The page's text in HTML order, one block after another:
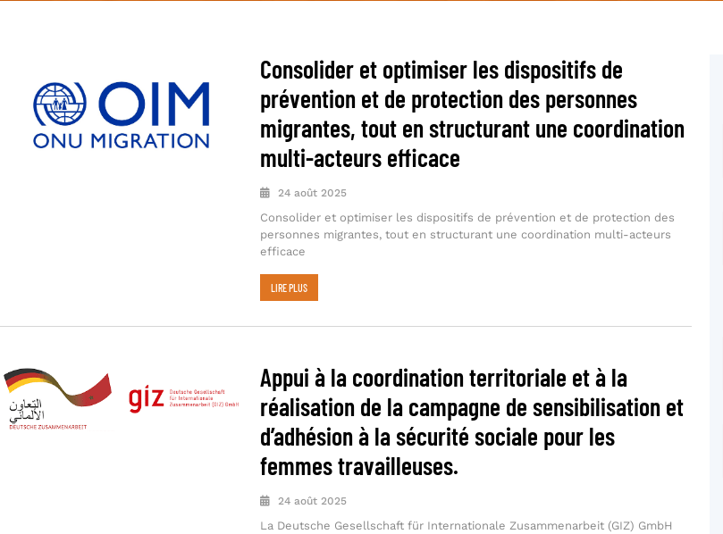
Consolider et optimiser les dispositifs de
prévention et de protection des personnes
migrantes, tout en structurant une coordination
multi-acteurs efficace
24 août 2025
Consolider et optimiser les dispositifs de prévention et de protection des
personnes migrantes, tout en structurant une coordination multi-acteurs
efficace
LIRE PLUS
Appui à la coordination territoriale et à la
réalisation de la campagne de sensibilisation et
d’adhésion à la sécurité sociale pour les
femmes travailleuses.
24 août 2025
La Deutsche Gesellschaft für Internationale Zusammenarbeit (GIZ) GmbH